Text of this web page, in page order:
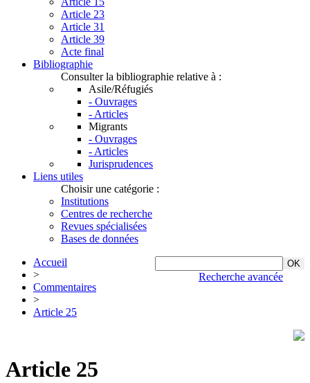
Article 23
Article 31
Article 39
Acte final
Bibliographie
Consulter la bibliographie relative à :
Asile/Réfugiés
- Ouvrages
- Articles
Migrants
- Ouvrages
- Articles
Jurisprudences
Liens utiles
Choisir une catégorie :
Institutions
Centres de recherche
Revues spécialisées
Bases de données
Recherche avancée
Accueil
>
Commentaires
>
Article 25
Article 25